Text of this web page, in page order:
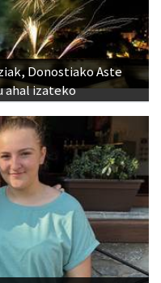
Donostiako Aste
ahal izateko
da jaietako